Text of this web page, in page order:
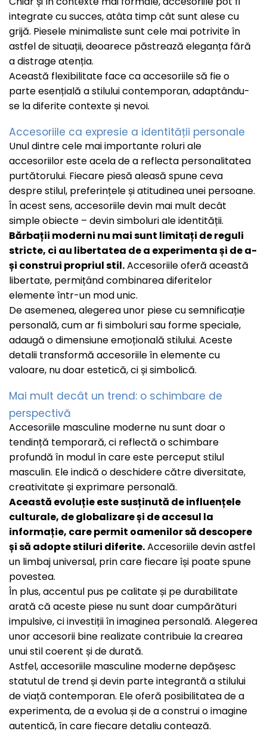
integrate cu succes, atâta timp cât sunt alese cu
grijă. Piesele minimaliste sunt cele mai potrivite în
astfel de situații, deoarece păstrează eleganța fără
a distrage atenția.
Această flexibilitate face ca accesoriile să fie o
parte esențială a stilului contemporan, adaptându-
se la diferite contexte și nevoi.
Accesoriile ca expresie a identității personale
Unul dintre cele mai importante roluri ale
accesoriilor este acela de a reflecta personalitatea
purtătorului. Fiecare piesă aleasă spune ceva
despre stilul, preferințele și atitudinea unei persoane.
În acest sens, accesoriile devin mai mult decât
simple obiecte – devin simboluri ale identității.
Bărbații moderni nu mai sunt limitați de reguli
stricte, ci au libertatea de a experimenta și de a-
și construi propriul stil.Accesoriile oferă această
libertate, permițând combinarea diferitelor
elemente într-un mod unic.
De asemenea, alegerea unor piese cu semnificație
personală, cum ar fi simboluri sau forme speciale,
adaugă o dimensiune emoțională stilului. Aceste
detalii transformă accesoriile în elemente cu
valoare, nu doar estetică, ci și simbolică.
Mai mult decât un trend: o schimbare de
perspectivă
Accesoriile masculine moderne nu sunt doar o
tendință temporară, ci reflectă o schimbare
profundă în modul în care este perceput stilul
masculin. Ele indică o deschidere către diversitate,
creativitate și exprimare personală.
Această evoluție este susținută de influențele
culturale, de globalizare și de accesul la
informație, care permit oamenilor să descopere
și să adopte stiluri diferite.Accesoriile devin astfel
un limbaj universal, prin care fiecare își poate spune
povestea.
În plus, accentul pus pe calitate și pe durabilitate
arată că aceste piese nu sunt doar cumpărături
impulsive, ci investiții în imaginea personală. Alegerea
unor accesorii bine realizate contribuie la crearea
unui stil coerent și de durată.
Astfel, accesoriile masculine moderne depășesc
statutul de trend și devin parte integrantă a stilului
de viață contemporan. Ele oferă posibilitatea de a
experimenta, de a evolua și de a construi o imagine
autentică, în care fiecare detaliu contează.